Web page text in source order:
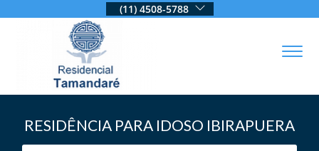
(11) 4508-5788
RESIDÊNCIA PARA IDOSO IBIRAPUERA